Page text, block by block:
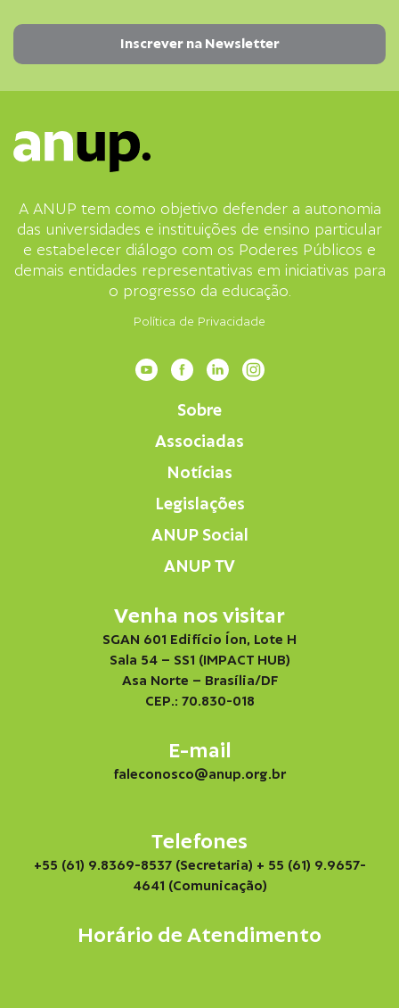
A ANUP tem como objetivo defender a autonomia
das universidades e instituições de ensino particular
e estabelecer diálogo com os Poderes Públicos e
demais entidades representativas em iniciativas para
o progresso da educação.
Política de Privacidade
Sobre
Associadas
Notícias
Legislações
ANUP Social
ANUP TV
Venha nos visitar
SGAN 601 Edifício Íon, Lote H
Sala 54 – SS1 (IMPACT HUB)
Asa Norte – Brasília/DF
CEP.: 70.830-018
E-mail
faleconosco@anup.org.br
Telefones
+55 (61) 9.8369-8537 (Secretaria) + 55 (61) 9.9657-
4641 (Comunicação)
Horário de Atendimento